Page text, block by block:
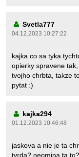
Svetla777
04.12.2023 10:27:22
kajka co sa tyka
opierky spravene
tvojho chrbta, takze
pytat :)
kajka294
01.12.2023 10:46:48
jaskova a nie je ta
tvrda? neomina ta to?